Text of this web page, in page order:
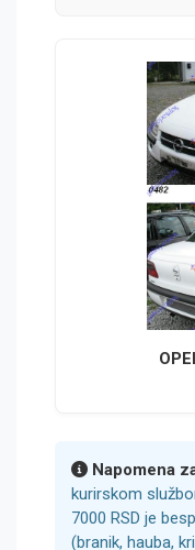
Napomena
kurirskom
7000 RSD je
(branik, hauba,